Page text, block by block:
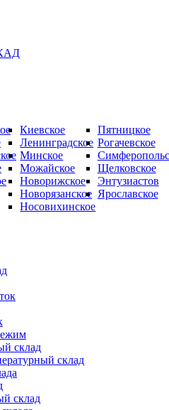
Киевское
Ленинградское
Минское
Можайское
Новорижское
Новорязанское
Носовихинское
Пятницкое
Рогачевское
Щелковское
Энтузиастов
Ярославское
склад
склад
склад